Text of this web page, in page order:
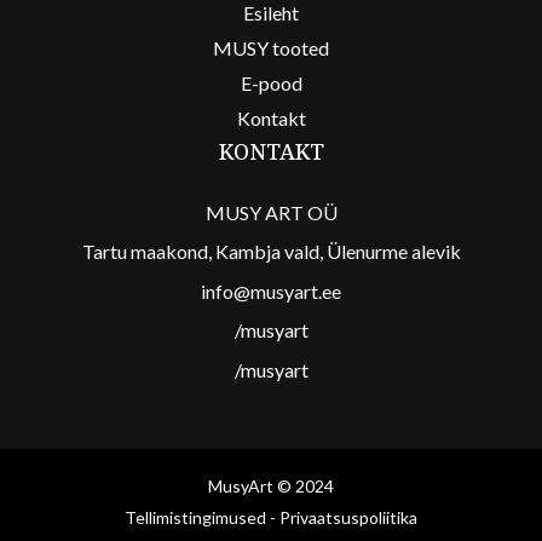
Esileht
MUSY tooted
E-pood
Kontakt
KONTAKT
MUSY ART OÜ
Tartu maakond, Kambja vald, Ülenurme alevik
info@musyart.ee
/musyart
/musyart
MusyArt © 2024
Tellimistingimused - Privaatsuspoliitika